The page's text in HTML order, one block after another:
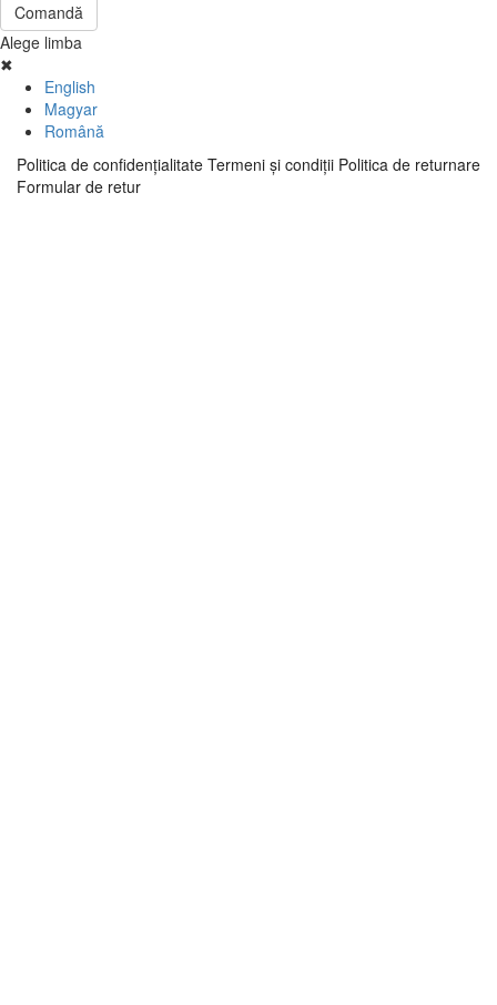
Comandă
Alege limba
✖
English
Magyar
Română
Politica de confidenţialitate Termeni şi condiţii Politica de returnare
Formular de retur